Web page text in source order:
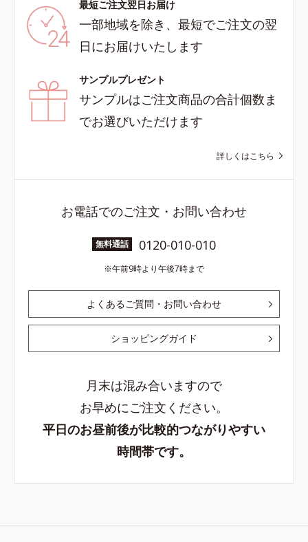
最短ご注文翌日お届け
一部地域を除き、最短でご注文の翌
日にお届けいたします
サンプルプレゼント
サンプルはご注文商品の合計個数ま
でお選びいただけます
詳しくはこちら
お電話でのご注文・お問い合わせ
無料通話 0120-010-010
午前9時より午後7時まで
よくあるご質問・お問い合わせ
ショッピングガイド
月末は混み合いますので
お早めにご注文ください。
平日のお昼前後が比較的つながりやすい
時間帯です。